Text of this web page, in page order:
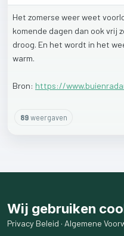
Het zomerse weerweet
komende dagen dan ook vrij
droog. En het wordt in het
warm.
Bron: https://
89weergaven
Wij gebruiken
Privacy Beleid · Algemene